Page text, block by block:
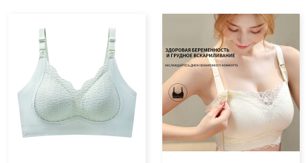
мость Что реально
отличает их произв
одство — и почему
это влияет на ваш в
ыбор Как выбрать
— и какие ошибк...
и почему другие ре
шения часто разоча
ровывают Как офор
мить заказ — без ли
шних шагов Ищете,
где купить бе...